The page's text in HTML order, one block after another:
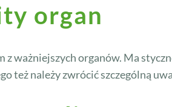
organ
ważniejszych organów. Ma
też należy zwrócić szczególną